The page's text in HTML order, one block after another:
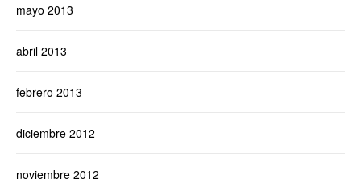
mayo 2013
abril 2013
febrero 2013
diciembre 2012
noviembre 2012